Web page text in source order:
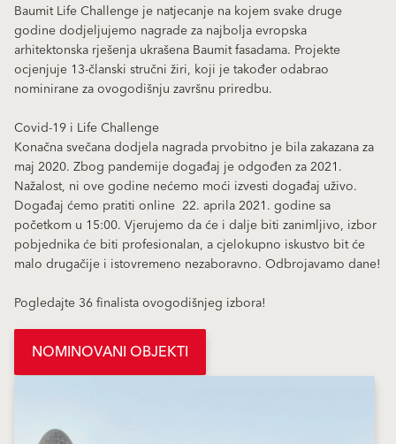
Baumit Life Challenge je natjecanje na kojem svake druge
godine dodjeljujemo nagrade za najbolja evropska
arhitektonska rješenja ukrašena Baumit fasadama. Projekte
ocjenjuje 13-članski stručni žiri, koji je također odabrao
nominirane za ovogodišnju završnu priredbu.
Covid-19 i Life Challenge
Konačna svečana dodjela nagrada prvobitno je bila zakazana za
maj 2020. Zbog pandemije događaj je odgođen za 2021.
Nažalost, ni ove godine nećemo moći izvesti događaj uživo.
Događaj ćemo pratiti online 22. aprila 2021. godine sa
početkom u 15:00. Vjerujemo da će i dalje biti zanimljivo, izbor
pobjednika će biti profesionalan, a cjelokupno iskustvo bit će
malo drugačije i istovremeno nezaboravno. Odbrojavamo dane!
Pogledajte 36 finalista ovogodišnjeg izbora!
NOMINOVANI OBJEKTI